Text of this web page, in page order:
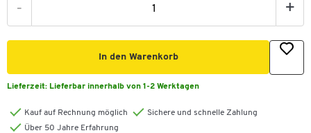
- +
In den Warenkorb
Lieferzeit: Lieferbar innerhalb von 1-2 Werktagen
Kauf auf Rechnung möglich
Sichere und schnelle Zahlung
Über 50 Jahre Erfahrung